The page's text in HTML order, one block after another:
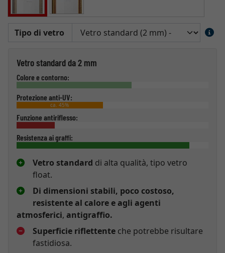
Tipo di vetro
Vetro standard da 2 mm
Colore e contorno:
Protezione anti-UV:
ca. 45%
Funzione antiriflesso:
Resistenza ai graffi:
Vetro standard di alta qualità, tipo vetro
float.
Di dimensioni stabili, poco costoso,
resistente al calore e agli agenti
atmosferici, antigraffio.
Superficie riflettente che potrebbe risultare
fastidiosa.